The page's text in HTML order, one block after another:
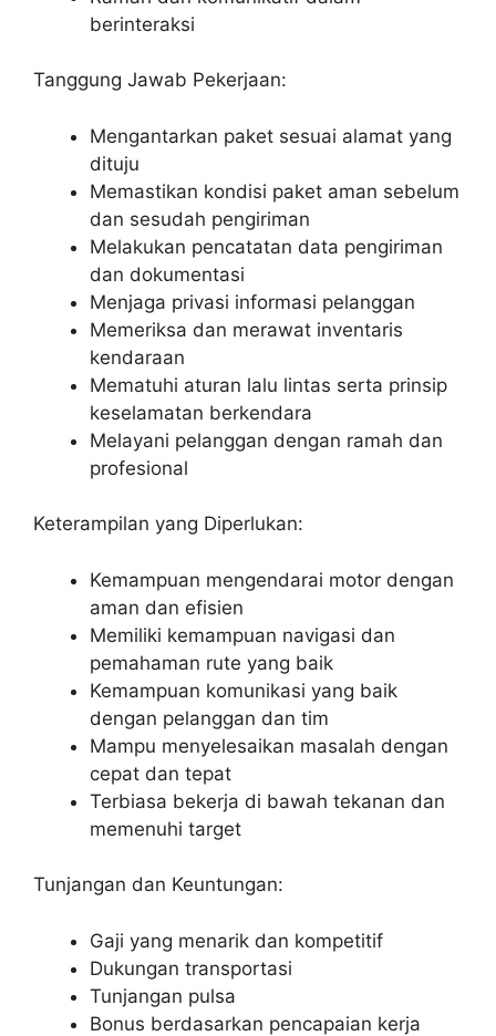
berinteraksi
Tanggung Jawab Pekerjaan:
Mengantarkan paket sesuai alamat yang
dituju
Memastikan kondisi paket aman sebelum
dan sesudah pengiriman
Melakukan pencatatan data pengiriman
dan dokumentasi
Menjaga privasi informasi pelanggan
Memeriksa dan merawat inventaris
kendaraan
Mematuhi aturan lalu lintas serta prinsip
keselamatan berkendara
Melayani pelanggan dengan ramah dan
profesional
Keterampilan yang Diperlukan:
Kemampuan mengendarai motor dengan
aman dan efisien
Memiliki kemampuan navigasi dan
pemahaman rute yang baik
Kemampuan komunikasi yang baik
dengan pelanggan dan tim
Mampu menyelesaikan masalah dengan
cepat dan tepat
Terbiasa bekerja di bawah tekanan dan
memenuhi target
Tunjangan dan Keuntungan:
Gaji yang menarik dan kompetitif
Dukungan transportasi
Tunjangan pulsa
Bonus berdasarkan pencapaian kerja